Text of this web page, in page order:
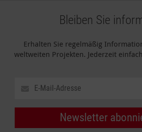
Bleiben Sie
Erhalten Sie regelmäßig
weltweiten Projekten. Jederzeit
Newsletter